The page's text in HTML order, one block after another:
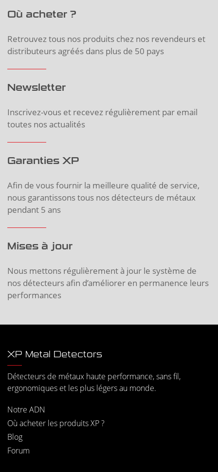
Où acheter ?
Retrouvez tous nos produits chez nos revendeurs et
distributeurs agréés dans plus de 50 pays
Newsletter
Inscrivez-vous et recevez régulièrement par email
toutes nos actualités
Garanties XP
Afin de vous fournir la meilleure qualité de service,
nous garantissons tous nos détecteurs de métaux
pendant 5 ans
Mises à jour
Nous mettons régulièrement à jour le système de
nos détecteurs afin d’améliorer en permanence leurs
performances
XP Metal Detectors
Détecteurs de métaux haute performance, sans fil,
ergonomiques et les plus légers au monde.
Notre ADN
Où acheter les produits XP ?
Blog
Forum